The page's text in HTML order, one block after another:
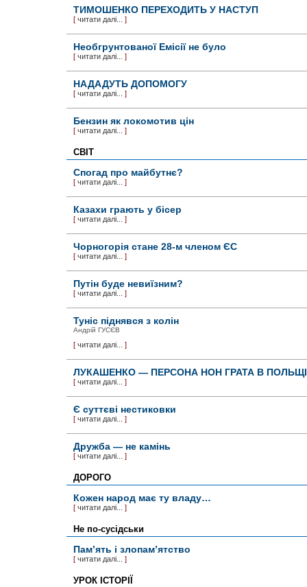
ТИМОШЕНКО ПЕРЕХОДИТЬ У НАСТУП
[ читати далі... ]
Необгрунтованої Емісії не було
[ читати далі... ]
НАДАДУТЬ ДОПОМОГУ
[ читати далі... ]
Бензин як локомотив цін
[ читати далі... ]
СВІТ
Спогад про майбутнє?
[ читати далі... ]
Казахи грають у бісер
[ читати далі... ]
Чорногорія стане 28-м членом ЄС
[ читати далі... ]
Путін буде невиїзним?
[ читати далі... ]
Туніс піднявся з колін
Андрій ГУСЄВ
[ читати далі... ]
ЛУКАШЕНКО — ПЕРСОНА НОН ГРАТА В ПОЛЬЩІ
[ читати далі... ]
Є суттєві нестиковки
[ читати далі... ]
Дружба — не камінь
[ читати далі... ]
ДОРОГО
Кожен народ має ту владу…
[ читати далі... ]
Не по-сусідськи
Пам’ять і злопам’ятство
[ читати далі... ]
УРОК ІСТОРІЇ